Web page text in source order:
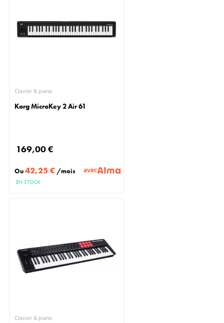
Clavier & piano
Korg MicroKey 2 Air 61
169,00 €
Ou42,25 € /mois avec
EN STOCK
Clavier & piano